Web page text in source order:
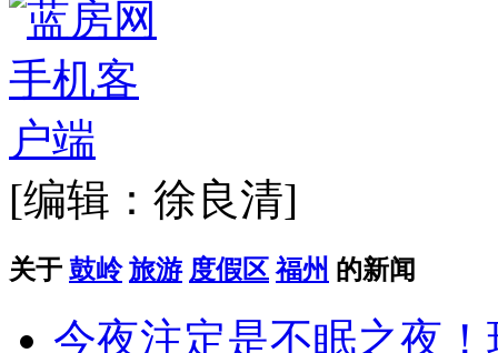
[编辑：徐良清]
关于 鼓岭 旅游 度假区 福州 的新闻
今夜注定是不眠之夜